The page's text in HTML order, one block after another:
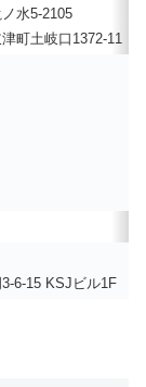
水5-2105
町土岐口1372-11
6-15 KSJビル1F